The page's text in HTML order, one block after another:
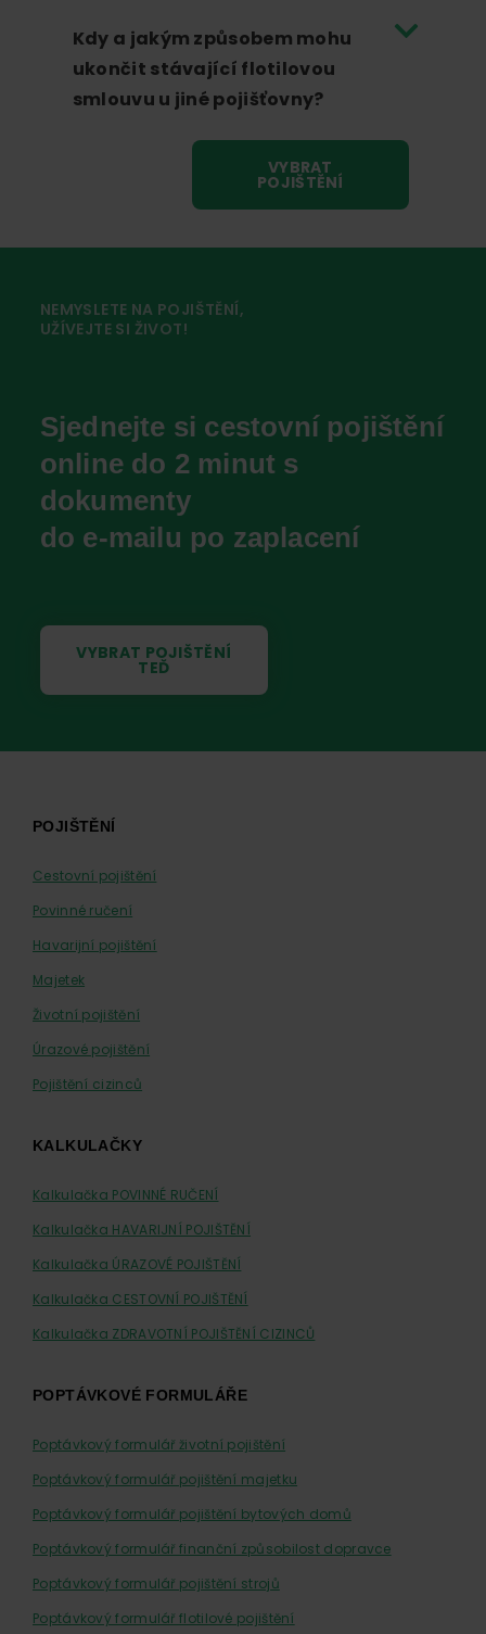
Kdy a jakým způsobem mohu
ukončit stávající flotilovou
smlouvu u jiné pojišťovny?
VYBRAT
POJIŠTĚNÍ
NEMYSLETE NA POJIŠTĚNÍ,
UŽÍVEJTE SI ŽIVOT!
Sjednejte si cestovní pojištění
online do 2 minut s
dokumenty
do e-mailu po zaplacení
VYBRAT POJIŠTĚNÍ
TEĎ
FooterPOJIŠTĚNÍ
Cestovní pojištění
Povinné ručení
Havarijní pojištění
Majetek
Životní pojištění
Úrazové pojištění
Pojištění cizinců
KALKULAČKY
Kalkulačka POVINNÉ RUČENÍ
Kalkulačka HAVARIJNÍ POJIŠTĚNÍ
Kalkulačka ÚRAZOVÉ POJIŠTĚNÍ
Kalkulačka CESTOVNÍ POJIŠTĚNÍ
Kalkulačka ZDRAVOTNÍ POJIŠTĚNÍ CIZINCŮ
POPTÁVKOVÉ FORMULÁŘE
Poptávkový formulář životní pojištění
Poptávkový formulář pojištění majetku
Poptávkový formulář pojištění bytových domů
Poptávkový formulář finanční způsobilost dopravce
Poptávkový formulář pojištění strojů
Poptávkový formulář flotilové pojištění